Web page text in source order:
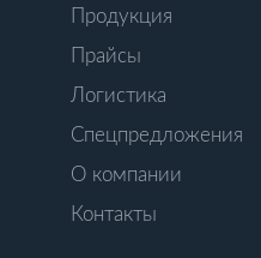
Продукция
Прайсы
Логистика
Спецпредложения
О компании
Контакты